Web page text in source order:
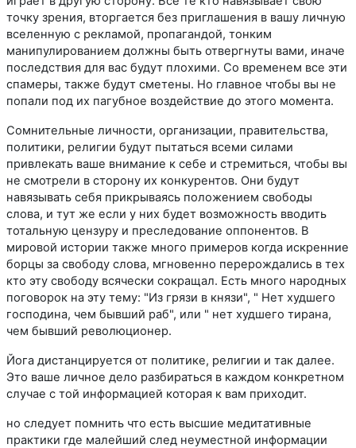
точку зрения, вторгается без приглашения в вашу личную
вселенную с рекламой, пропагандой, тонким
манипулированием должны быть отвергнуты вами, иначе
последствия для вас будут плохими. Со временем все эти
спамеры, также будут сметены. Но главное чтобы вы не
попали под их пагубное воздействие до этого момента.
Сомнительные личности, организации, правительства,
политики, религии будут пытаться всеми силами
привлекать ваше внимание к себе и стремиться, чтобы вы
не смотрели в сторону их конкурентов. Они будут
навязывать себя прикрываясь положением свободы
слова, и тут же если у них будет возможность вводить
тотальную цензуру и преследование оппонентов. В
мировой истории также много примеров когда искренние
борцы за свободу слова, мгновенно перерождались в тех
кто эту свободу всячески сокращал. Есть много народных
поговорок на эту тему: "Из грязи в князи", " Нет худшего
господина, чем бывший раб", или " нет худшего тирана,
чем бывший революционер.
Йога дистанцируется от политике, религии и так далее.
Это ваше личное дело разбираться в каждом конкретном
случае с той информацией которая к вам приходит.
но следует помнить что есть высшие медитативные
практики где малейший след неуместной информации